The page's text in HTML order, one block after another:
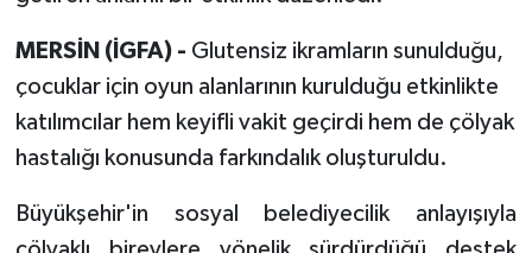
MERSİN (İGFA) - Glutensiz ikramların sunulduğu,
çocuklar için oyun alanlarının kurulduğu etkinlikte
katılımcılar hem keyifli vakit geçirdi hem de çölyak
hastalığı konusunda farkındalık oluşturuldu.
Büyükşehir'in sosyal belediyecilik anlayışıyla